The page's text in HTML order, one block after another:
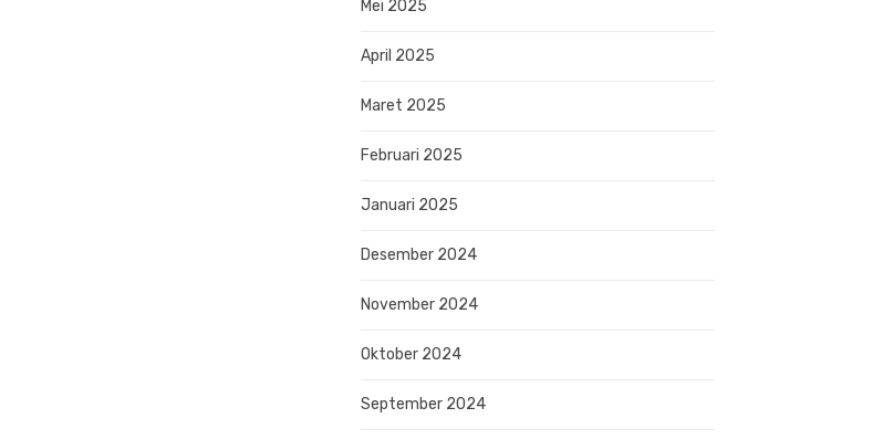
Mei 2025
April 2025
Maret 2025
Februari 2025
Januari 2025
Desember 2024
November 2024
Oktober 2024
September 2024